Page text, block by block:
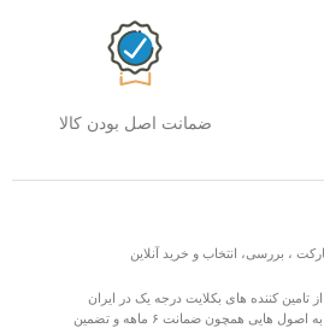
ضمانت اصل بودن کالا
، بررسی، انتخاب و خرید آنلاین
تامین کننده های بکلایت درجه یک در ایران
فعالیت خود را از سال ۹۶ آغاز کرده و به اصول هایی همچون ضمانت ۶ ماهه و تضمین